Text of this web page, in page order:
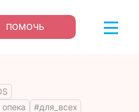
ПОМОЧЬ
#для_всех